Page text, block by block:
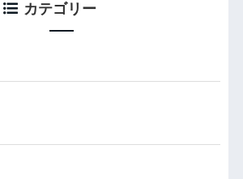
カテゴリー